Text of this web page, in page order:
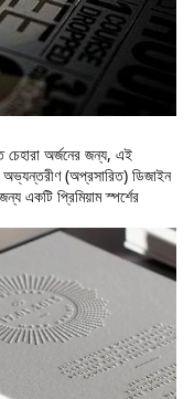
চেহারা অর্জনের জন্য, এই
অভ্যন্তরীণ (অপ্রসারিত) ডিজাইন
একটি প্রিমিয়াম স্পর্শের